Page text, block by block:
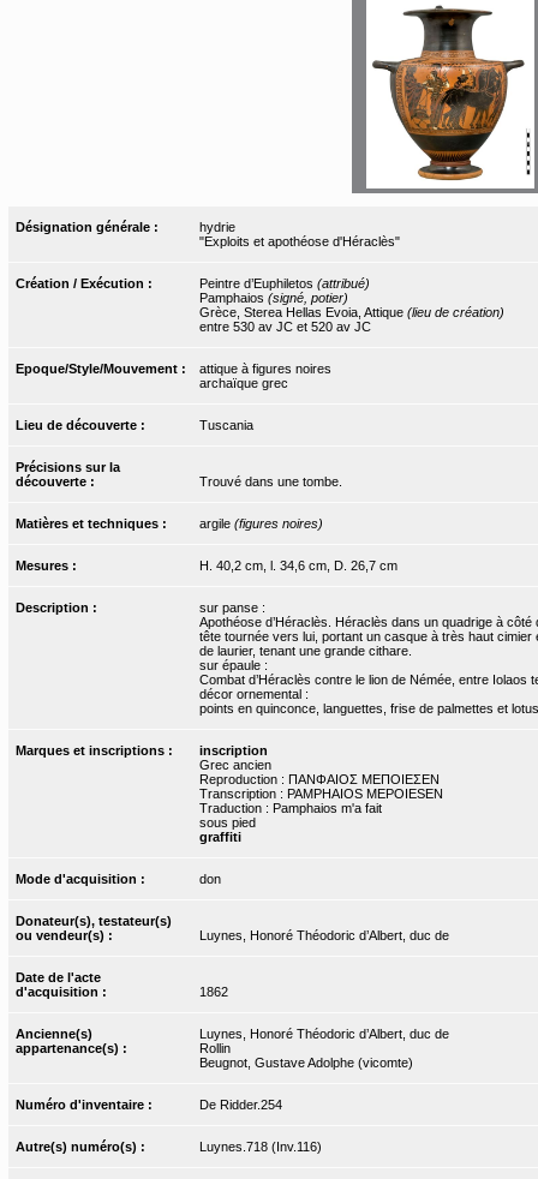
Désignation générale :
hydrie
"Exploits et apothéose d'Héraclès"
Création / Exécution : Peintre d’Euphiletos (attribué)
Pamphaios (signé, potier)
Grèce, Sterea Hellas Evoia, Attique (lieu de création)
entre 530 av JC et 520 av JC
Epoque/Style/Mouvement :
attique à figures noires
archaïque grec
Lieu de découverte : Tuscania
Précisions sur la
découverte :
Trouvé dans une tombe.
Matières et techniques : argile (figures noires)
Mesures : H. 40,2 cm, l. 34,6 cm, D. 26,7 cm
Description :
sur panse :
Apothéose d’Héraclès. Héraclès dans un quadrige à
tête tournée vers lui, portant un casque à très haut
de laurier, tenant une grande cithare.
sur épaule :
Combat d’Héraclès contre le lion de Némée, entre
décor ornemental :
points en quinconce, languettes, frise de palmettes et
Marques et inscriptions :
inscription
Grec ancien
Reproduction : ΠΑΝΦΑΙΟΣ ΜΕΠΟΙΕΣΕΝ
Transcription : PAMPHAIOS MEPOIESEN
Traduction : Pamphaios m'a fait
sous pied
graffiti
Mode d'acquisition : don
Donateur(s), testateur(s)
ou vendeur(s) :
Luynes, Honoré Théodoric d’Albert, duc de
Date de l'acte
d'acquisition :
1862
Ancienne(s)
appartenance(s) :
Luynes, Honoré Théodoric d’Albert, duc de
Rollin
Beugnot, Gustave Adolphe (vicomte)
Numéro d'inventaire : De Ridder.254
Autre(s) numéro(s) : Luynes.718 (Inv.116)